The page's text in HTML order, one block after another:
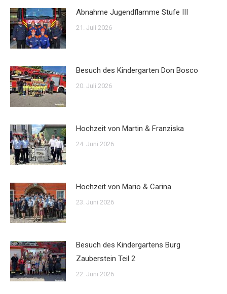
Abnahme Jugendflamme Stufe III
21. Juli 2026
Besuch des Kindergarten Don Bosco
20. Juli 2026
Hochzeit von Martin & Franziska
24. Juni 2026
Hochzeit von Mario & Carina
23. Juni 2026
Besuch des Kindergartens Burg
Zauberstein Teil 2
22. Juni 2026